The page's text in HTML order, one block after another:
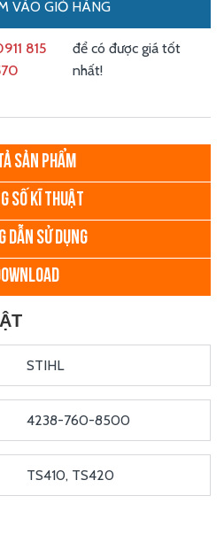
VÀO GIỎ HÀNG
815
để có được giá tốt
nhất!
SẢN PHẨM
SỐ KĨ THUẬT
DẪN SỬ DỤNG
STIHL
4238-760-8500
TS410, TS420